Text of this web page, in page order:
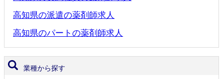
高知県の派遣の薬剤師求人
高知県のパートの薬剤師求人
業種から探す